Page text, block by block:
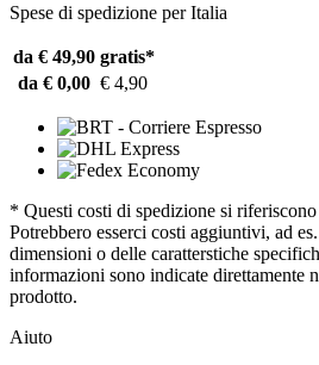
Spese di spedizione per Italia
da € 49,90 gratis*
da € 0,00 € 4,90
* Questi costi di spedizione si
Potrebbero esserci costi aggiuntivi, ad
dimensioni o delle caratterstiche
informazioni sono indicate direttamente
prodotto.
Aiuto